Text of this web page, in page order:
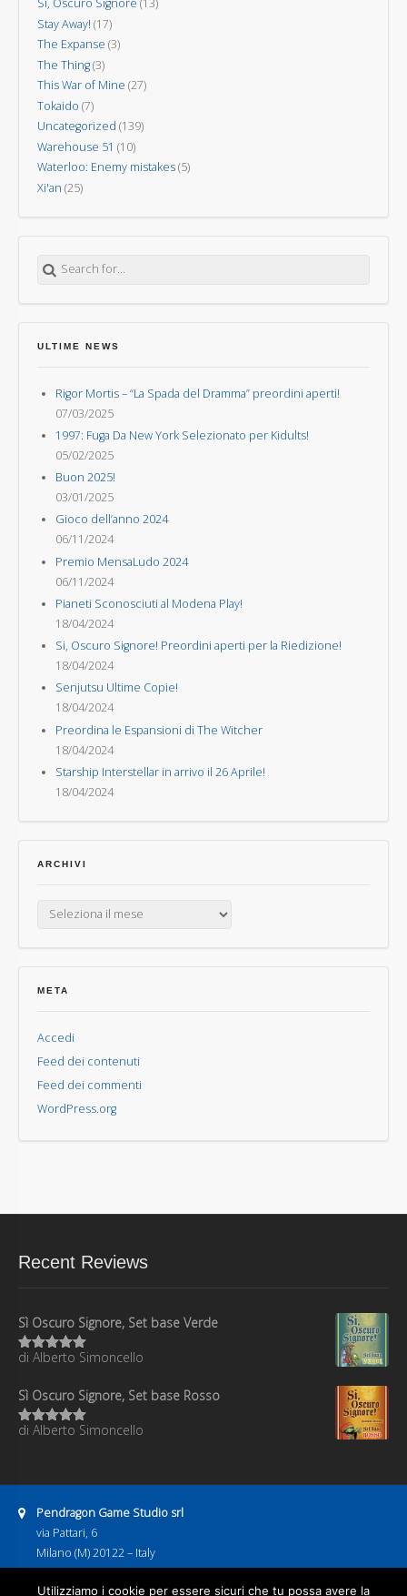
Sì, Oscuro Signore (13)
Stay Away! (17)
The Expanse (3)
The Thing(3)
This War of Mine (27)
Tokaido (7)
Uncategorized (139)
Warehouse 51 (10)
Waterloo: Enemy mistakes(5)
Xi'an (25)
ULTIME NEWS
Rigor Mortis – “La Spada del Dramma” preordini aperti!
07/03/2025
1997: Fuga Da New York Selezionato per Kidults!
05/02/2025
Buon 2025!
03/01/2025
Gioco dell’anno 2024
06/11/2024
Premio MensaLudo 2024
06/11/2024
Pianeti Sconosciuti al Modena Play!
18/04/2024
Si, Oscuro Signore! Preordini aperti per la Riedizione!
18/04/2024
Senjutsu Ultime Copie!
18/04/2024
Preordina le Espansioni di The Witcher
18/04/2024
Starship Interstellar in arrivo il 26 Aprile!
18/04/2024
ARCHIVI
META
Accedi
Feed dei contenuti
Feed dei commenti
WordPress.org
Recent Reviews
Sì Oscuro Signore, Set base Verde
Valutato5
di Alberto Simoncello
Sì Oscuro Signore, Set base Rosso
Valutato5
di Alberto Simoncello
Pendragon Game Studio srl
via Pattari, 6
Milano (M) 20122 – Italy
P.IVA 08886600967
Business hours:
Utilizziamo i cookie per essere sicuri che tu possa avere la